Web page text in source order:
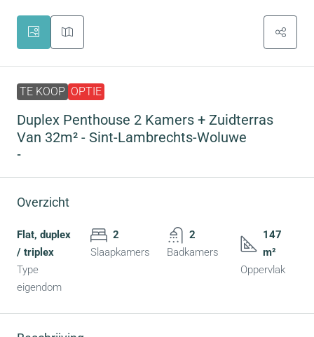
TE KOOP OPTIE
Duplex Penthouse 2 Kamers + Zuidterras
Van 32m² - Sint-Lambrechts-Woluwe
-
Overzicht
Flat, duplex
/ triplex
Type
eigendom
2
Slaapkamers
2
Badkamers
147
m²
Oppervlak